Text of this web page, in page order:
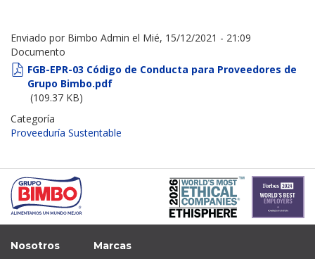
Enviado por Bimbo Admin el Mié, 15/12/2021 - 21:09
Documento
FGB-EPR-03 Código de Conducta para Proveedores de
Grupo Bimbo.pdf
(109.37 KB)
Categoría
Proveeduría Sustentable
Nosotros Marcas